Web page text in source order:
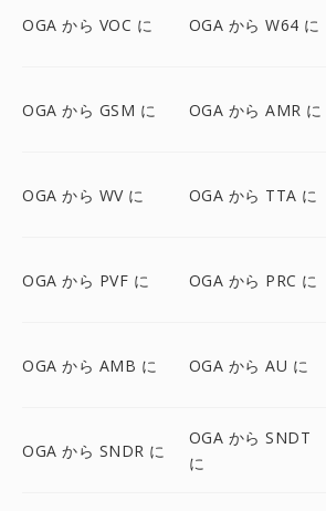
OGA から VOC に OGA から W64 に
OGA から GSM に OGA から AMR に
OGA から WV に OGA から TTA に
OGA から PVF に OGA から PRC に
OGA から AMB に OGA から AU に
OGA から SNDR に
OGA から SNDT
に